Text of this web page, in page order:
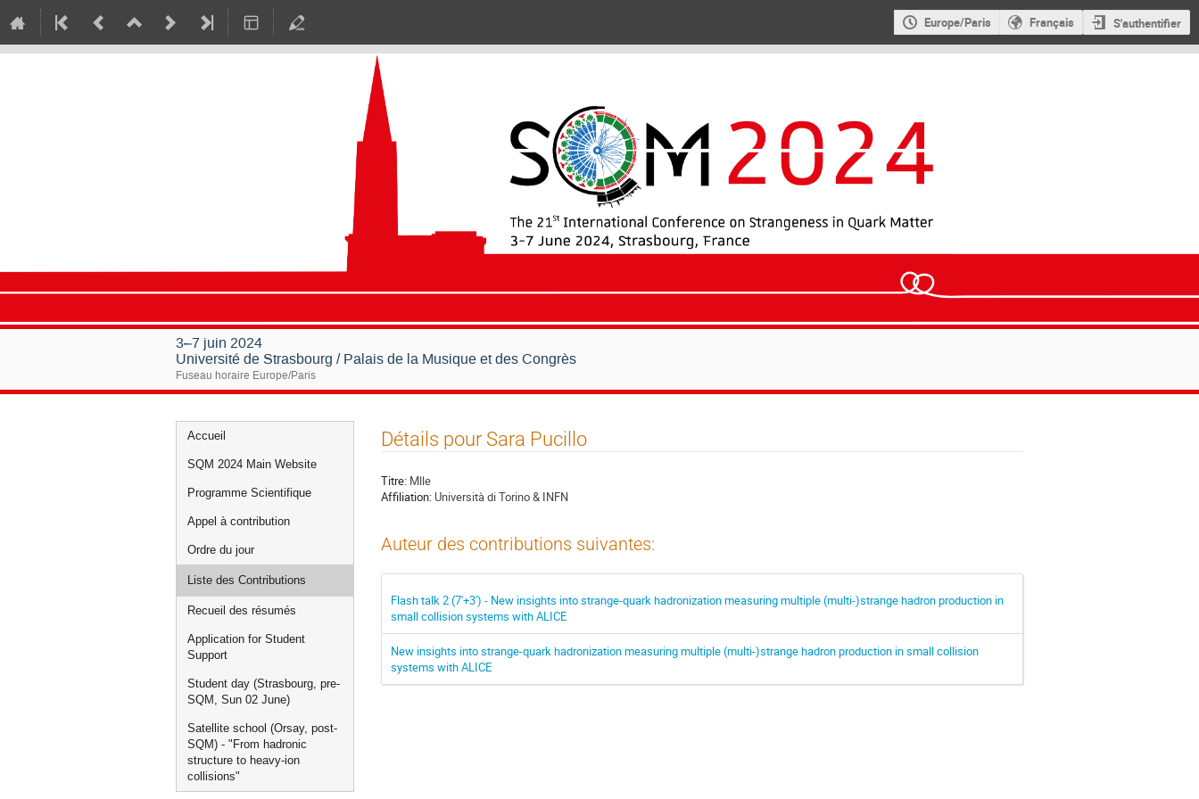
Europe/Paris Français S'authentifier
3–7 juin 2024
Université de Strasbourg / Palais de la Musique et des Congrès
Fuseau horaire Europe/Paris
Menu
de
Accueil
SQM 2024 Main Website
Programme Scientifique
Appel à contribution
Ordre du jour
Liste des Contributions
Recueil des résumés
Application for Student
Support
Student day (Strasbourg, pre-
SQM, Sun 02 June)
Satellite school (Orsay, post-
SQM) - "From hadronic
structure to heavy-ion
collisions"
Détails pour Sara Pucillo
Titre: Mlle
Affiliation: Università di Torino & INFN
Auteur des contributions suivantes:
Flash talk 2 (7'+3') - New insights into strange-quark hadronization measuring multiple (multi-)strange hadron production in
small collision systems with ALICE
New insights into strange-quark hadronization measuring multiple (multi-)strange hadron production in small collision
systems with ALICE